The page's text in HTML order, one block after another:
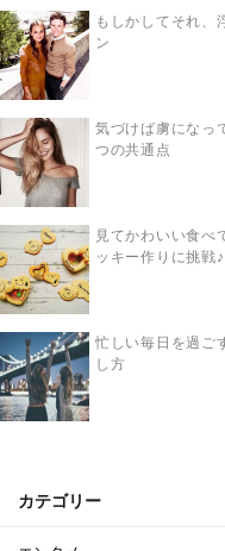
もしかしてそれ、
ン
気づけば虜になっ
つの共通点
見てかわいい食べ
ッキー作りに挑戦♪
忙しい毎日を過ご
し方
カテゴリー